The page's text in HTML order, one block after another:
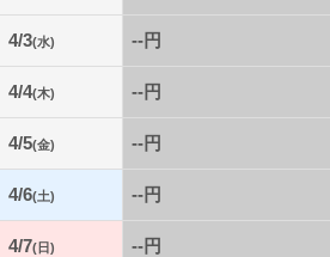
4/3(水) --円
4/4(木) --円
4/5(金) --円
4/6(土) --円
4/7(日) --円